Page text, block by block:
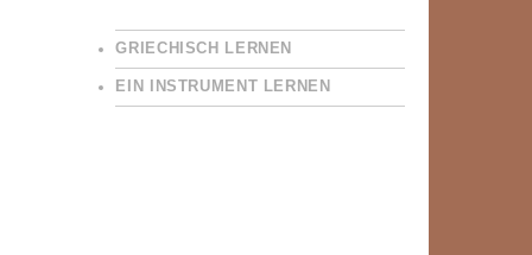
GRIECHISCH LERNEN
EIN INSTRUMENT LERNEN